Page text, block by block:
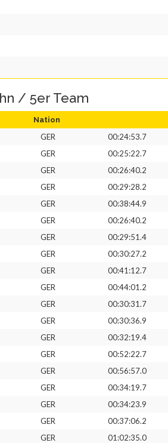
/ 5er Team
Nation
GER 00:24:53.7
GER
00:25:22.7
GER
00:26:40.2
GER
00:29:28.2
GER
00:38:44.9
GER 00:26:40.2
GER
00:29:51.4
GER
00:30:27.2
GER
00:41:12.7
GER
00:44:01.2
GER 00:30:31.7
GER
00:30:36.9
GER
00:32:19.4
GER
00:52:22.7
GER
00:56:57.0
GER 00:34:19.7
GER
00:34:23.9
GER
00:37:06.2
GER
01:02:35.0